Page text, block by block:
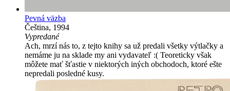
Pevná väzba
Čeština, 1994
Vypredané
Ach, mrzí nás to, z tejto knihy sa už predali všetky výtlačky a
nemáme ju na sklade my ani vydavateľ :( Teoreticky však
môžete mať šťastie v niektorých iných obchodoch, ktoré ešte
nepredali posledné kusy.